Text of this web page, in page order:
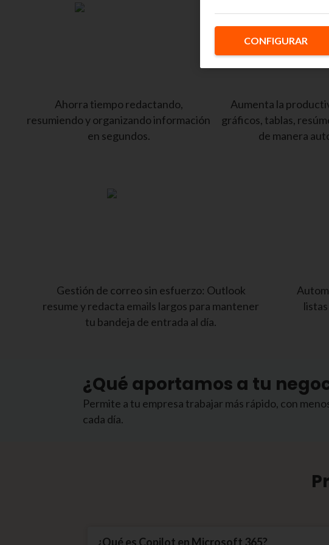
Ahorra tiempo redactando,
resumiendo y organizando información
en segundos.
Aumenta la
gráficos, tablas,
de manera
Gestión de correo sin esfuerzo: Outlook
resume y redacta emails largos para mantener
tu bandeja de entrada al día.
¿Qué aportamos a tu
Permite a tu empresa trabajar más rápido, con
cada día.
¿Qué es Copilot en Microsoft 365?
CONFIGURAR